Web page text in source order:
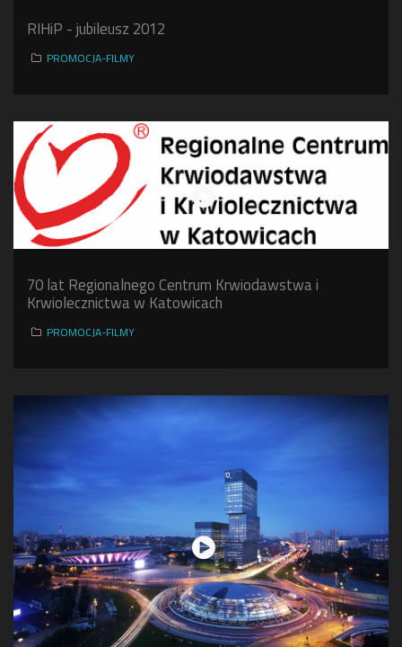
RIHiP - jubileusz 2012
PROMOCJA-FILMY
70 lat Regionalnego Centrum Krwiodawstwa i
Krwiolecznictwa w Katowicach
PROMOCJA-FILMY